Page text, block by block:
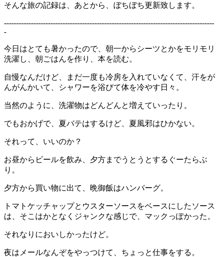
そんな旅の記録は、あとから、ぼちぼち更新致します。
--------------------------------------------------------------------------------------
-
今日はとても暑かったので、朝一からシーツとかをモリモリ
洗濯し、朝ごはんを作り、本を読む。
自慢なんだけど、まだ一度も冷房を入れていなくて、汗をが
んがんかいて、シャワーを浴びて体を冷やす日々。
当然のように、洗濯物はどんどんと増えていったり。
でもおかげで、夏バテはするけど、夏風邪はひかない。
それって、いいのか？
お昼からビールを飲み、夕方までうとうとするぐーたらぶ
り。
夕方から買い物に出て、晩御飯はハンバーグ。
トマトケッチャップとウスターソースをベースにしたソース
は、そこはかとなくジャンクな感じで、マックっぽかった。
それなりにおいしかったけど。
夜はメールなんぞをやっつけて、ちょっと仕事をする。